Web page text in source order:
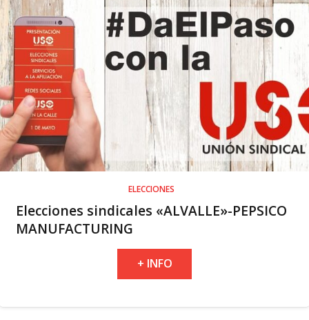
ELECCIONES
Elecciones sindicales «ALVALLE»-PEPSICO
MANUFACTURING
+ INFO